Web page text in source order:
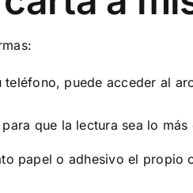
teléfono, puede acceder al
que la lectura sea lo
papel o adhesivo el propio